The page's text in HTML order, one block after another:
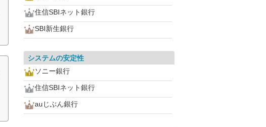
住信SBIネット銀行
SBI新生銀行
システムの安定性
ソニー銀行
住信SBIネット銀行
auじぶん銀行